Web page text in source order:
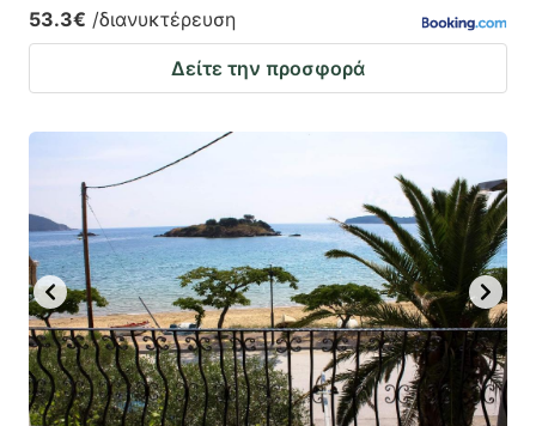
53.3€ /διανυκτέρευση
Δείτε την προσφορά